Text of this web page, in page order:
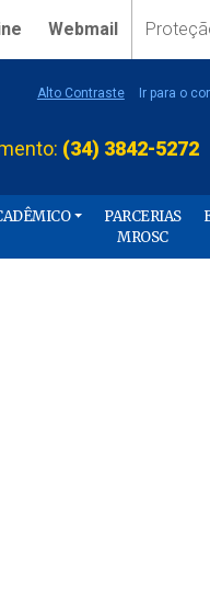
Webmail
Alto Contraste Ir para o
(34) 3842-5272
PARCERIAS
MROSC